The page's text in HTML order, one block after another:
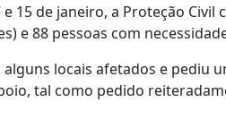
e 15 de janeiro, a Proteção
e 88 pessoas com
locais afetados e pediu
tal como pedido